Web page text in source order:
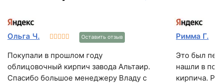
Ольга Ч. Оставить отзыв
Покупали в прошлом году
облицовочный кирпич завода Альтаир.
Спасибо большое менеджеру Владу с
Римма Г.
Это был
нашли в
кирпича.